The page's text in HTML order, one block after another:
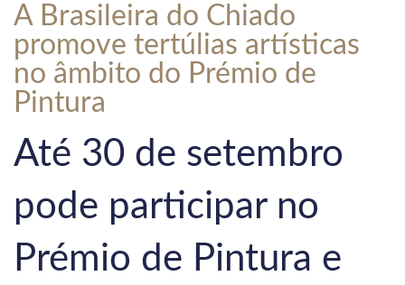
A Brasileira do Chiado
promove tertúlias artísticas
no âmbito do Prémio de
Pintura
Até 30 de setembro
pode participar no
Prémio de Pintura e